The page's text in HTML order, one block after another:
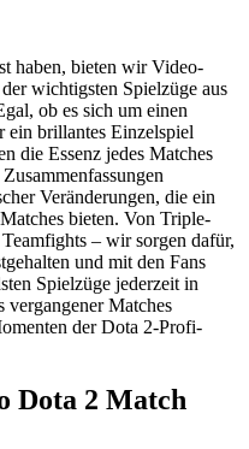
haben, bieten wir Video-
wichtigsten Spielzüge aus
ob es sich um einen
ein brillantes Einzelspiel
die Essenz jedes Matches
Veränderungen, die ein
bieten. Von Triple-
– wir sorgen dafür,
und mit den Fans
Spielzüge jederzeit in
Matches
der Dota 2-Profi-
Dota 2 Match